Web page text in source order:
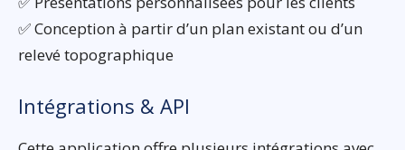
✅ Conception à partir d’un plan existant ou d’un
relevé topographique
Intégrations & API